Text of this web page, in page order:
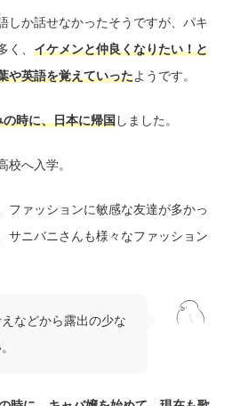
しか話せなかったそうですが、パキ
く、 イケメンと仲良くなりたい！と
や英語を覚えていったようです。
時に、日本に帰国しました。
校へ入学。
ファッションに敏感な友達が多かっ
サニバニさんも様々なファッション
などから露出の少な